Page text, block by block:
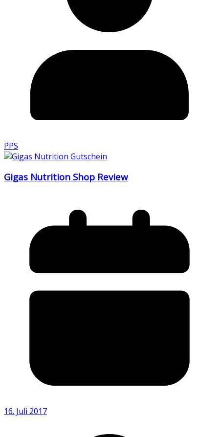
PPS
Gigas Nutrition Shop Review
16. Juli 2017